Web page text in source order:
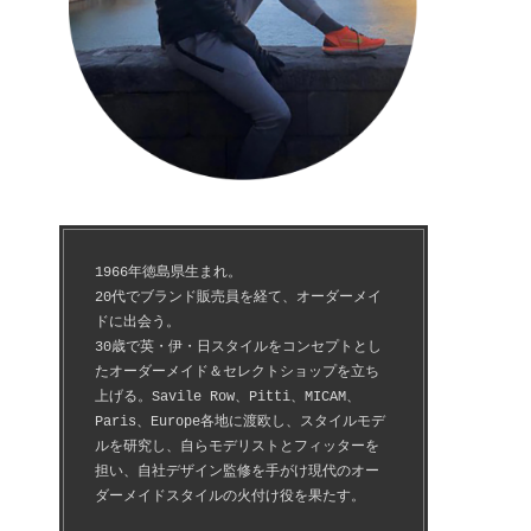
1966年徳島県生まれ。
20代でブランド販売員を経て、オーダーメイ
ドに出会う。
30歳で英・伊・日スタイルをコンセプトとし
たオーダーメイド＆セレクトショップを立ち
上げる。Savile Row、Pitti、MICAM、
Paris、Europe各地に渡欧し、スタイルモデ
ルを研究し、自らモデリストとフィッターを
担い、自社デザイン監修を手がけ現代のオー
ダーメイドスタイルの火付け役を果たす。